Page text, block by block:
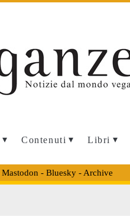
Contenuti Libri
Mastodon - Bluesky- Archive